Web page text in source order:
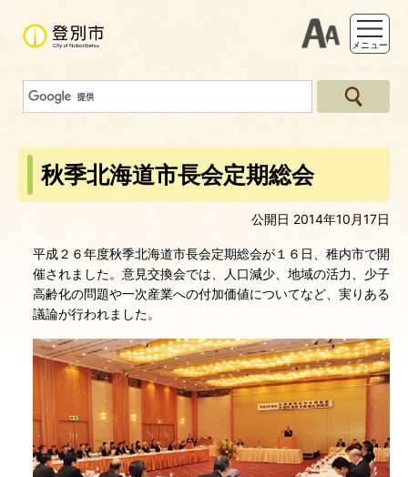
支援ツー
メニュー
秋季北海道市長会定期総会
公開日 2014年10月17日
平成２６年度秋季北海道市長会定期総会が１６日、稚内市で開
催されました。意見交換会では、人口減少、地域の活力、少子
高齢化の問題や一次産業への付加価値についてなど、実りある
議論が行われました。